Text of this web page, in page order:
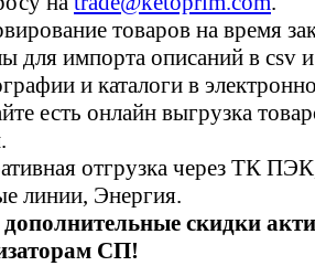
товаров на время
для импорта описаний в csv
и каталоги в
есть онлайн выгрузка
отгрузка через ТК
линии, Энергия.
дополнительные скидки
СП!